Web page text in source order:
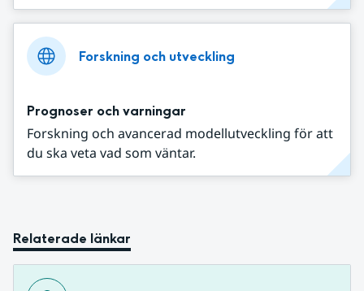
Forskning och utveckling
Prognoser och varningar
Forskning och avancerad modellutveckling för att
du ska veta vad som väntar.
Relaterade länkar